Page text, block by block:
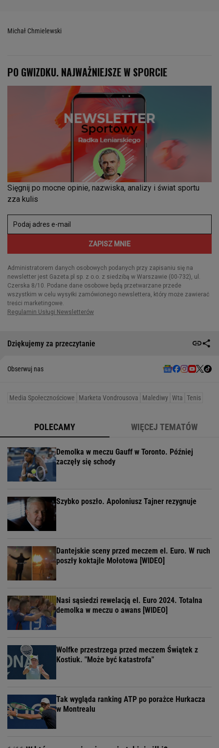
Michał Chmielewski
Dziękujemy za przeczytanie
Obserwuj nas
Media Społecznościowe Marketa Vondrousova Malediwy Wta Tenis
POLECAMY WIĘCEJ TEMATÓW
Demolka w meczu Gauff w Toronto. Później
zaczęły się schody
Szybko poszło. Apoloniusz Tajner rezygnuje
Dantejskie sceny przed meczem el. Euro. W ruch
poszły koktajle Mołotowa [WIDEO]
Nasi sąsiedzi rewelacją el. Euro 2024. Totalna
demolka w meczu o awans [WIDEO]
Wolfke przestrzega przed meczem Świątek z
Kostiuk. "Może być katastrofa"
Tak wygląda ranking ATP po porażce Hurkacza
w Montrealu